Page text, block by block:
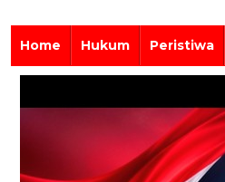
Home Hukum Peristiwa